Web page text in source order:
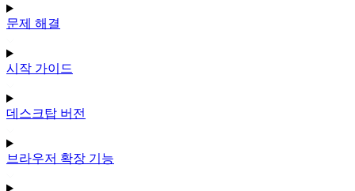
문제 해결
시작 가이드
데스크탑 버전
브라우저 확장 기능